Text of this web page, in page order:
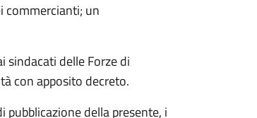
commercianti; un
sindacati delleForzedi
conapposito decreto.
pubblicazionedellapresente, i